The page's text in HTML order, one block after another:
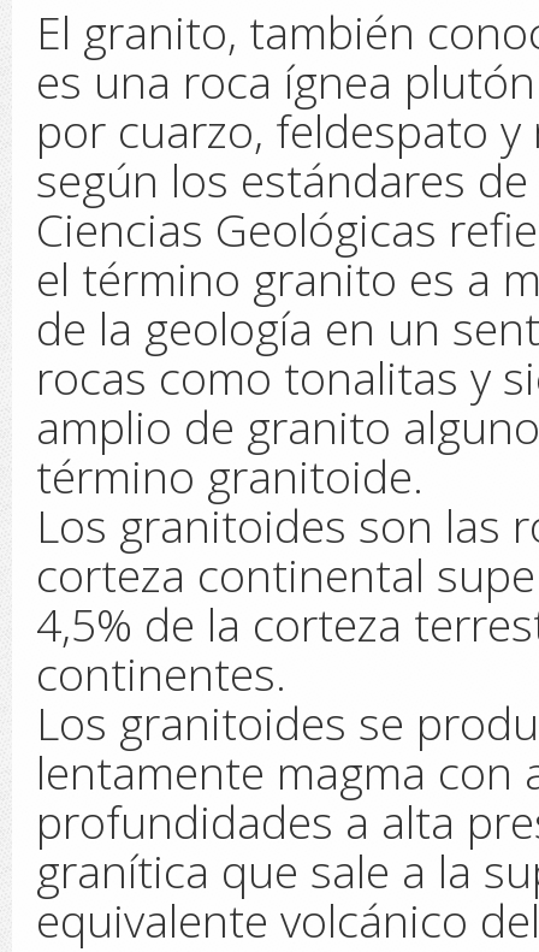
El granito, también
es una roca ígnea
por cuarzo, feldespato
según los estándares
Ciencias Geológicas
el término granito es a
de la geología en un
rocas como tonalitas y
amplio de granito
término granitoide.
Los granitoides son las
corteza continental
4,5% de la corteza
continentes.
Los granitoides se
lentamente magma con
profundidades a alta
granítica que sale a la
equivalente volcánico